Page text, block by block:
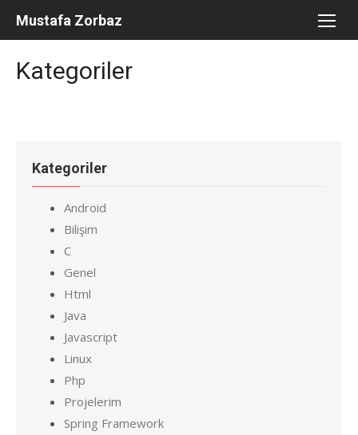
Mustafa Zorbaz
Kategoriler
Kategoriler
Android
Bilişim
C
Genel
Html
Java
Javascript
Linux
Php
Projelerim
Spring Framework